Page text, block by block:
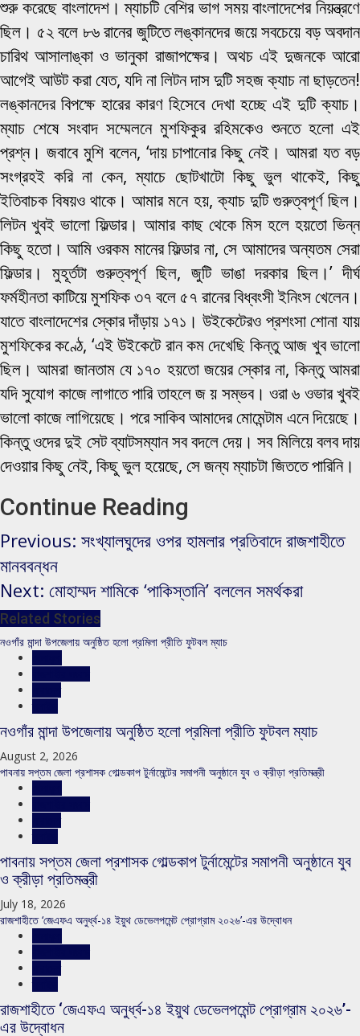
শুরু করেছে বাংলাদেশ। ম্যাচটি বেশির ভাগ সময় বাংলাদেশের নিয়ন্ত্রণে
ছিল। ৫২ বলে ৮৬ রানের জুটিতে লঙ্কানদের জয়ে সবচেয়ে বড় অবদান
চারিথ আসালাঙ্কা ও ভানুকা রাজাপক্ষের। অথচ এই দুজনকে আরো
আগেই আউট করা যেত, যদি না লিটন দাস দুটি সহজ ক্যাচ না ছাড়তেন!
লঙ্কানদের বিপক্ষে হারের কারণ হিসেবে দেখা হচ্ছে এই দুটি ক্যাচ।
ম্যাচ শেষে সংবাদ সম্মেলনে মুশফিকুর রহিমকেও শুনতে হলো এই
প্রশ্ন। জবাবে মুশি বলেন, ‘দায় চাপানোর কিছু নেই। আমরা যত বড়
সংগ্রহই করি না কেন, ম্যাচে ছোটখাটো কিছু ভুল থাকেই, কিছু
ইতিবাচক বিষয়ও থাকে। আমার মনে হয়, ক্যাচ দুটি গুরুত্বপূর্ণ ছিল।
লিটন খুবই ভালো ফিল্ডার। আমার কাছ থেকে মিস হলে হয়তো ভিন্ন
কিছু হতো। আমি ওরকম মানের ফিল্ডার না, সে আমাদের অন্যতম সেরা
ফিল্ডার। মুহূর্তটা গুরুত্বপূর্ণ ছিল, জুটি ভাঙা দরকার ছিল।’ দীর্ঘ
ফর্মহীনতা কাটিয়ে মুশফিক ৩৭ বলে ৫৭ রানের বিধ্বংসী ইনিংস খেলেন।
যাতে বাংলাদেশের স্কোর দাঁড়ায় ১৭১। উইকেটেরও প্রশংসা শোনা যায়
মুশফিকের কণ্ঠে, ‘এই উইকেটে রান কম দেখেছি কিন্তু আজ খুব ভালো
ছিল। আমরা জানতাম যে ১৭০ হয়তো জয়ের স্কোর না, কিন্তু আমরা
যদি সুযোগ কাজে লাগাতে পারি তাহলে জ য় সম্ভব। ওরা ৬ ওভার খুবই
ভালো কাজে লাগিয়েছে। পরে সাকিব আমাদের মোমেন্টাম এনে দিয়েছে।
কিন্তু ওদের দুই সেট ব্যাটসম্যান সব বদলে দেয়। সব মিলিয়ে বলব দায়
দেওয়ার কিছু নেই, কিছু ভুল হয়েছে, সে জন্য ম্যাচটা জিততে পারিনি।
Continue Reading
Previous: সংখ্যালঘুদের ওপর হামলার প্রতিবাদে রাজশাহীতে
মানববন্ধন
Next: মোহাম্মদ শামিকে ‘পাকিস্তানি’ বললেন সমর্থকরা
Related Stories
নওগাঁর মান্দা উপজেলায় অনুষ্ঠিত হলো প্রমিলা প্রীতি ফুটবল ম্যাচ
নওগাঁর মান্দা উপজেলায় অনুষ্ঠিত হলো প্রমিলা প্রীতি ফুটবল ম্যাচ
August 2, 2026
পাবনায় সপ্তম জেলা প্রশাসক গোল্ডকাপ টুর্নামেন্টের সমাপনী অনুষ্ঠানে যুব ও ক্রীড়া প্রতিমন্ত্রী
পাবনায় সপ্তম জেলা প্রশাসক গোল্ডকাপ টুর্নামেন্টের সমাপনী অনুষ্ঠানে যুব
ও ক্রীড়া প্রতিমন্ত্রী
July 18, 2026
রাজশাহীতে ‘জেএফএ অনুর্ধ্ব-১৪ ইয়ুথ ডেভেলপমেন্ট প্রোগ্রাম ২০২৬’-এর উদ্বোধন
রাজশাহীতে ‘জেএফএ অনুর্ধ্ব-১৪ ইয়ুথ ডেভেলপমেন্ট প্রোগ্রাম ২০২৬’-
এর উদ্বোধন